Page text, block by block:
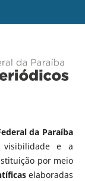
da Paraíba
e a
por meio
elaboradas